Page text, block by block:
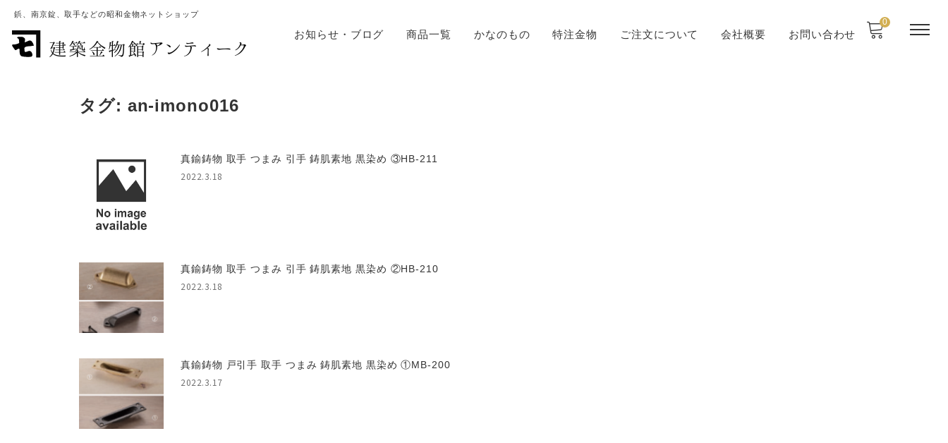
鋲、南京錠、取手などの昭和金物ネットショップ
お知らせ・ブログ 商品一覧 かなのもの 特注金物 ご注文について 会社概要 お問い合わせ
0
タグ: an-imono016
真鍮鋳物 取手 つまみ 引手 鋳肌素地 黒染め ③HB-211
2022.3.18
真鍮鋳物 取手 つまみ 引手 鋳肌素地 黒染め ②HB-210
2022.3.18
真鍮鋳物 戸引手 取手 つまみ 鋳肌素地 黒染め ①MB-200
2022.3.17